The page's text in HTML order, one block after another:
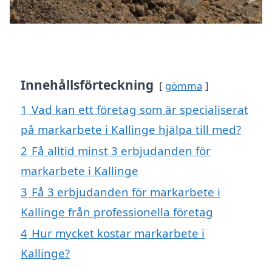
Innehållsförteckning gömma
1 Vad kan ett företag som är specialiserat
på markarbete i Kallinge hjälpa till med?
2 Få alltid minst 3 erbjudanden för
markarbete i Kallinge
3 Få 3 erbjudanden för markarbete i
Kallinge från professionella företag
4 Hur mycket kostar markarbete i
Kallinge?